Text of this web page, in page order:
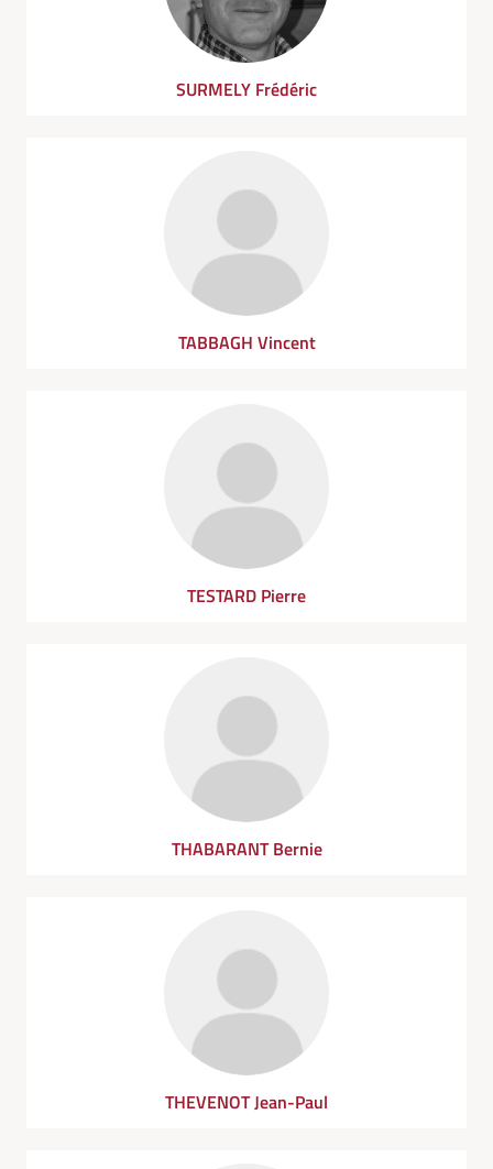
SURMELY Frédéric
TABBAGH Vincent
TESTARD Pierre
THABARANT Bernie
THEVENOT Jean-Paul